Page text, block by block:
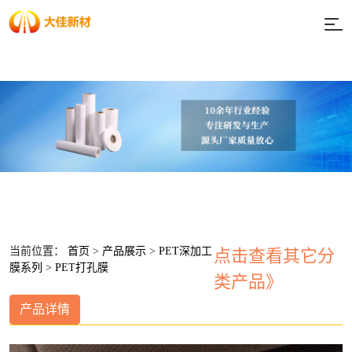
当前位置： 首页 > 产品展示 > PET深加工
膜系列 > PET打孔膜
点击查看其它分
类产品》
产品详情